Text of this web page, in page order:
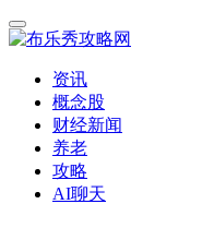
资讯
概念股
财经新闻
养老
攻略
AI聊天